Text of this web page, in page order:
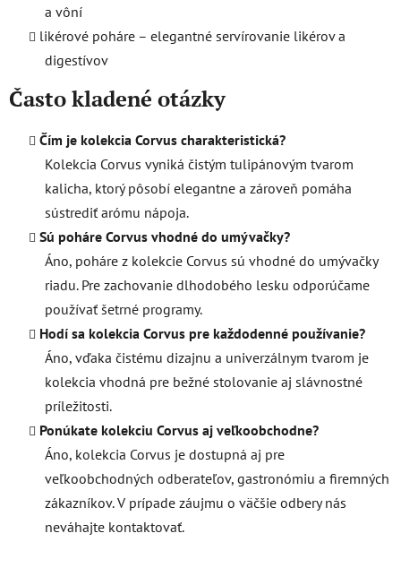
a vôní
likérové poháre – elegantné servírovanie likérov a
digestívov
Často kladené otázky
Čím je kolekcia Corvus charakteristická?
Kolekcia Corvus vyniká čistým tulipánovým tvarom
kalicha, ktorý pôsobí elegantne a zároveň pomáha
sústrediť arómu nápoja.
Sú poháre Corvus vhodné do umývačky?
Áno, poháre z kolekcie Corvus sú vhodné do umývačky
riadu. Pre zachovanie dlhodobého lesku odporúčame
používať šetrné programy.
Hodí sa kolekcia Corvus pre každodenné používanie?
Áno, vďaka čistému dizajnu a univerzálnym tvarom je
kolekcia vhodná pre bežné stolovanie aj slávnostné
príležitosti.
Ponúkate kolekciu Corvus aj veľkoobchodne?
Áno, kolekcia Corvus je dostupná aj pre
veľkoobchodných odberateľov, gastronómiu a firemných
zákazníkov. V prípade záujmu o väčšie odbery nás
neváhajte kontaktovať.